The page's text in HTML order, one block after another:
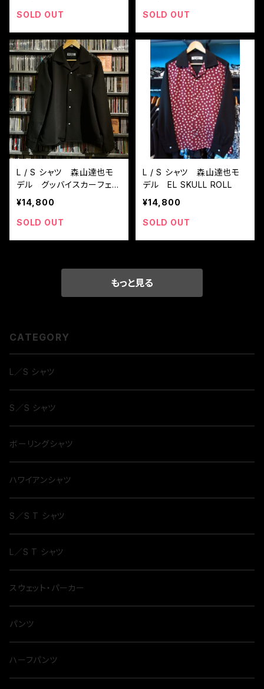
SOLD OUT
SOLD OUT
L / S シャツ 森山達也モ
デル グッバイスカーフェイ
ス
¥14,800
SOLD OUT
L / S シャツ 森山達也モ
デル EL SKULL ROLL
¥14,800
SOLD OUT
もっと見る
CATEGORY
L／S シャツ
S／S シャツ
ボーリングシャツ
ハワイアンシャツ
S／S T シャツ
L／S T シャツ
スウェット・パーカー
パンツ
ハーフパンツ